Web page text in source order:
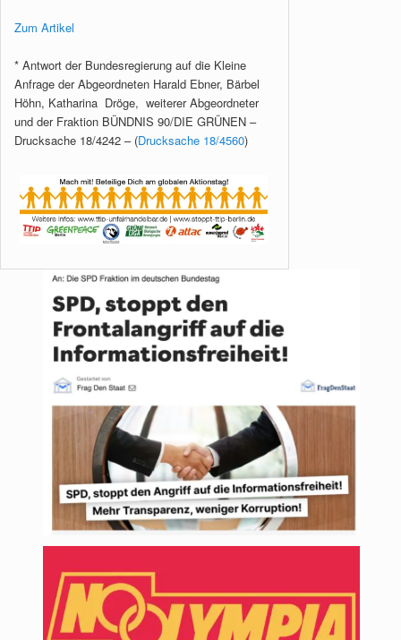
Zum Artikel
* Antwort der Bundesregierung auf die Kleine
Anfrage der Abgeordneten Harald Ebner, Bärbel
Höhn, Katharina Dröge, weiterer Abgeordneter
und der Fraktion BÜNDNIS 90/DIE GRÜNEN –
Drucksache 18/4242 – (Drucksache 18/4560)